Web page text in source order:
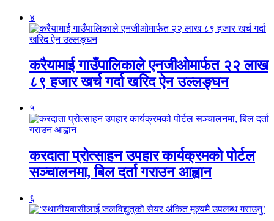
४
करैयामाई गाउँपालिकाले एनजीओमार्फत २२ लाख
८९ हजार खर्च गर्दा खरिद ऐन उल्लङ्घन
५
करदाता प्रोत्साहन उपहार कार्यक्रमको पोर्टल
सञ्चालनमा, बिल दर्ता गराउन आह्वान
६